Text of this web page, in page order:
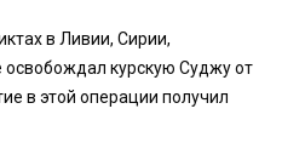
в Ливии, Сирии,
курскую Суджу от
в этой операции получил